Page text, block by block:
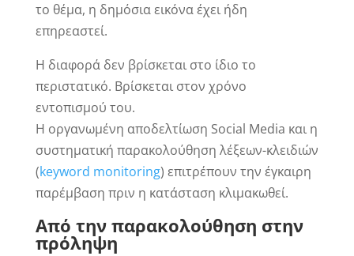
το θέμα, η δημόσια εικόνα έχει ήδη
επηρεαστεί.
Η διαφορά δεν βρίσκεται στο ίδιο το
περιστατικό. Βρίσκεται στον χρόνο
εντοπισμού του.
Η οργανωμένη αποδελτίωση Social Media και η
συστηματική παρακολούθηση λέξεων-κλειδιών
(keyword monitoring) επιτρέπουν την έγκαιρη
παρέμβαση πριν η κατάσταση κλιμακωθεί.
Από την παρακολούθηση στην
πρόληψη